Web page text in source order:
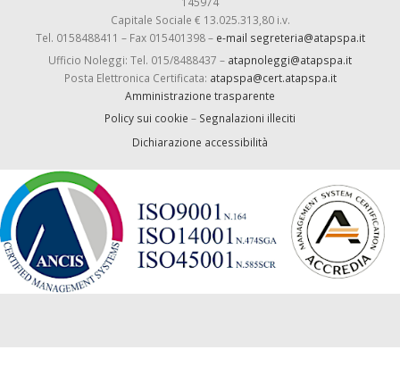
Capitale Sociale € 13.025.313,80 i.v.
Tel. 0158488411 – Fax 015401398 – e-mail segreteria@atapspa.it
Ufficio Noleggi: Tel. 015/8488437 – atapnoleggi@atapspa.it
Posta Elettronica Certificata: atapspa@cert.atapspa.it
Amministrazione trasparente
Policy sui cookie – Segnalazioni illeciti
Dichiarazione accessibilità